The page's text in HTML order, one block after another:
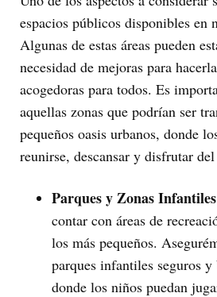
espacios públicos disponibles en
Algunas de estas áreas pueden
necesidad de mejoras para
acogedoras para todos. Es
aquellas zonas que podrían ser
pequeños oasis urbanos, donde
reunirse, descansar y disfrutar
Parques y Zonas
contar con áreas de
los más pequeños.
parques infantiles seguros
donde los niños puedan